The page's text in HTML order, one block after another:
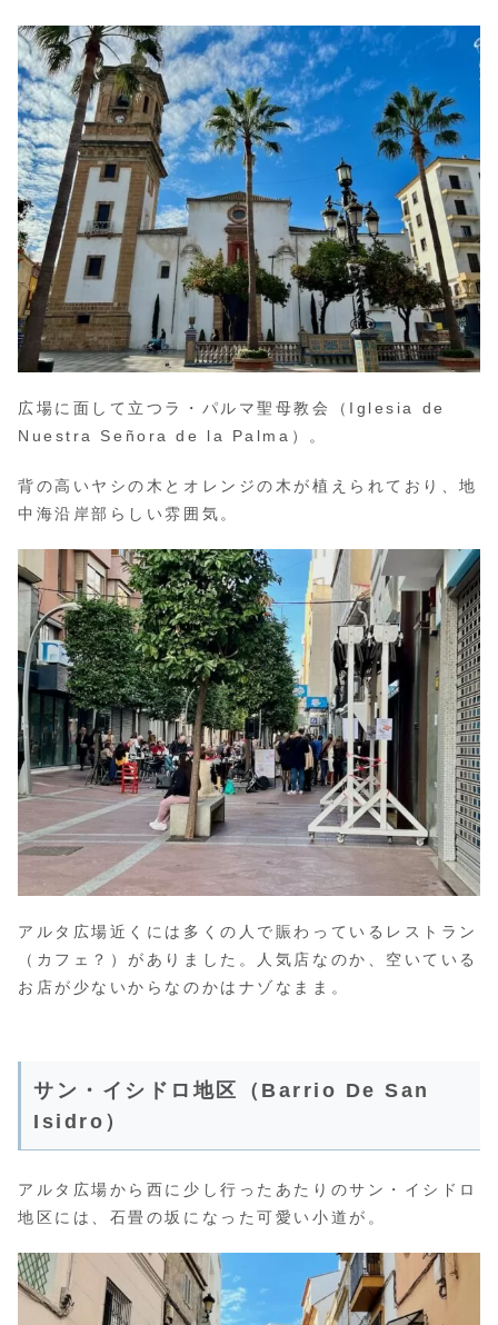
広場に面して立つラ・パルマ聖母教会（Iglesia de
Nuestra Señora de la Palma）。
背の高いヤシの木とオレンジの木が植えられており、地
中海沿岸部らしい雰囲気。
アルタ広場近くには多くの人で賑わっているレストラン
（カフェ？）がありました。人気店なのか、空いている
お店が少ないからなのかはナゾなまま。
サン・イシドロ地区（Barrio De San
Isidro）
アルタ広場から西に少し行ったあたりのサン・イシドロ
地区には、石畳の坂になった可愛い小道が。